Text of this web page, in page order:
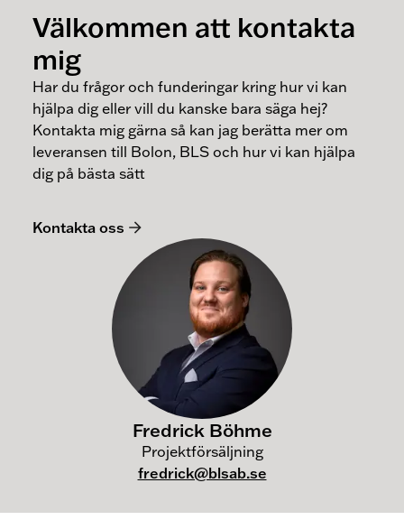
Välkommen att kontakta
mig
Har du frågor och funderingar kring hur vi kan
hjälpa dig eller vill du kanske bara säga hej?
Kontakta mig gärna så kan jag berätta mer om
leveransen till Bolon, BLS och hur vi kan hjälpa
dig på bästa sätt
Kontakta oss
Fredrick Böhme
Projektförsäljning
fredrick@blsab.se